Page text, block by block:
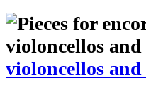
violoncellos